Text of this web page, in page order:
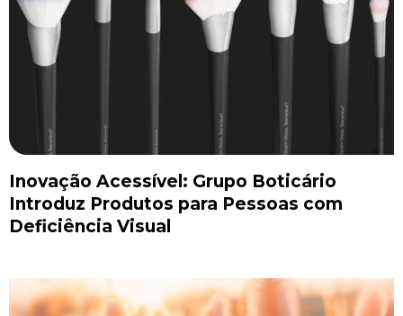
Inovação Acessível: Grupo Boticário
Introduz Produtos para Pessoas com
Deficiência Visual